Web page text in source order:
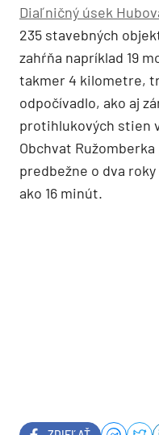
Diaľničný úsek
235 stavebných
zahŕňa napríklad 19
takmer 4 kilometre,
odpočívadlo, ako aj
protihlukových stien
Obchvat
predbežne o dva
ako 16 minút.